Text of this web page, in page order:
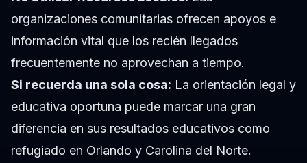
organizaciones comunitarias ofrecen apoyos e
información vital que los recién llegados
frecuentemente no aprovechan a tiempo.
Si recuerda una sola cosa: La orientación legal y
educativa oportuna puede marcar una gran
diferencia en sus resultados educativos como
refugiado en Orlando y Carolina del Norte.